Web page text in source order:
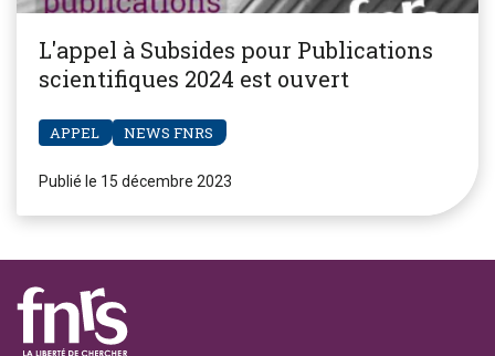
L'appel à Subsides pour Publications
scientifiques 2024 est ouvert
APPEL NEWS FNRS
Publié le 15 décembre 2023